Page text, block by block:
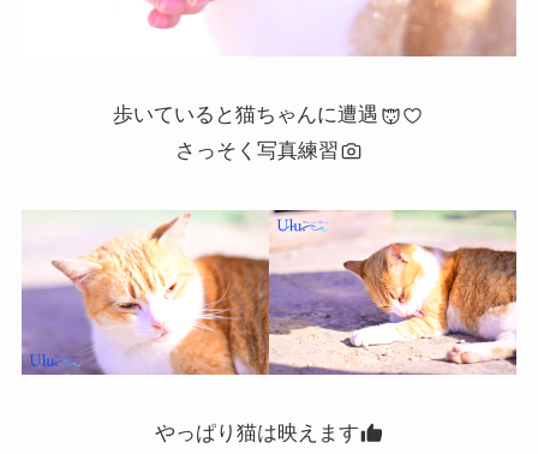
歩いていると猫ちゃんに遭遇
さっそく写真練習
やっぱり猫は映えます